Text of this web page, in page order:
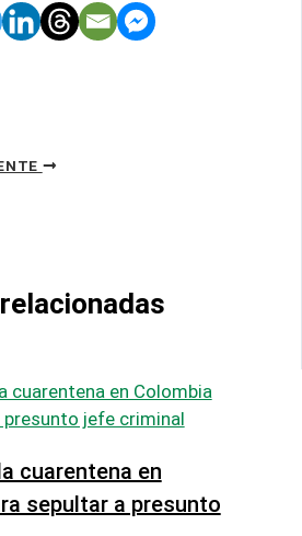
cuarentena en
sepultar a presunto